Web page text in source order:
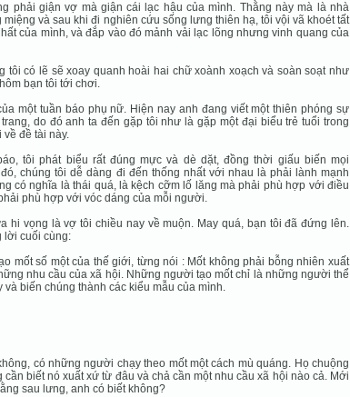
phải giận vợ mà giận cái lạc hậu của mình. Thằng này mà là nhà
miệng và sau khi đi nghiên cứu sống lưng thiên hạ, tôi vội vã khoét tất
của mình, và đắp vào đó mảnh vải lạc lõng nhưng vinh quang của
tôi có lẽ sẽ xoay quanh hoài hai chữ xoành xoạch và soàn soạt như
bạn tôi tới chơi.
một tuần báo phụ nữ. Hiện nay anh đang viết một thiên phóng sự
do đó anh ta đến gặp tôi như là gặp một đại biểu trẻ tuổi trong
đề tài này.
tôi phát biểu rất đúng mực và dè dặt, đồng thời giấu biến mọi
chúng tôi dễ dàng đi đến thống nhất với nhau là phải lành mạnh
có nghĩa là thái quá, là kệch cỡm lố lăng mà phải phù hợp với điều
phù hợp với vóc dáng của mỗi người.
hi vọng là vợ tôi chiều nay về muộn. May quá, bạn tôi đã đứng lên.
lời cuối cùng:
mốt số một của thế giới, từng nói : Mốt không phải bỗng nhiên xuất
nhu cầu của xã hội. Những người tạo mốt chỉ là những người thể
và biến chúng thành các kiểu mẫu của mình.
có những người chạy theo mốt một cách mù quáng. Họ chuộng
biết nó xuất xứ từ đâu và chả cần một nhu cầu xã hội nào cả. Mới
sau lưng, anh có biết không?